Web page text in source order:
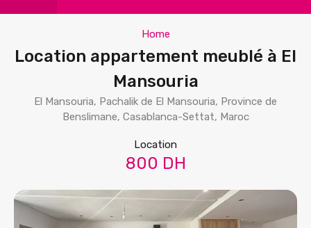
Home
Location appartement meublé à El
Mansouria
El Mansouria, Pachalik de El Mansouria, Province de
Benslimane, Casablanca-Settat, Maroc
Location
800 DH